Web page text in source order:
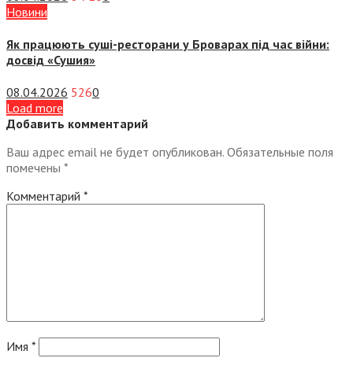
Новини
Як працюють суші-ресторани у Броварах під час війни:
досвід «Сушия»
08.04.2026 5260
Load more
Добавить комментарий
Ваш адрес email не будет опубликован. Обязательные поля
помечены *
Комментарий *
Имя *